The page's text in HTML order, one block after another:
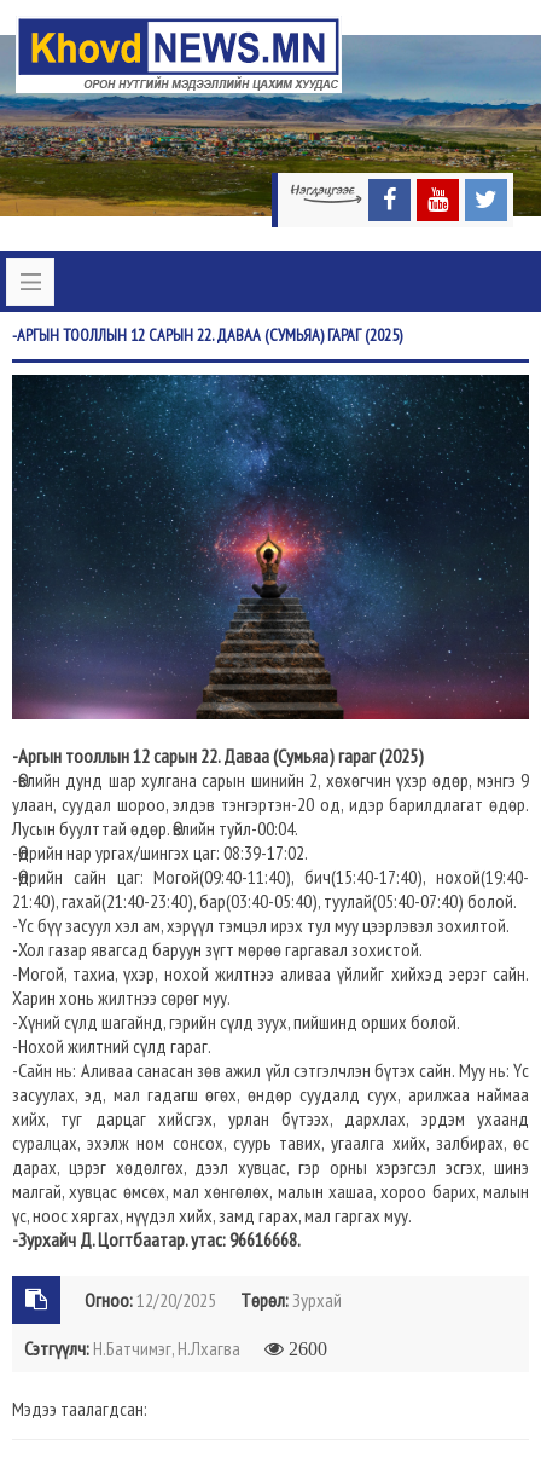
-АРГЫНТООЛЛЫН 12 САРЫН 22. ДАВАА (СУМЬЯА) ГАРАГ (2025)
-Аргын тооллын 12 сарын 22. Даваа (Сумьяа) гараг (2025)
-Өвлийн дунд шар хулгана сарын шинийн 2, хөхөгчин үхэр өдөр, мэнгэ 9
улаан, суудал шороо, элдэв тэнгэртэн-20 од, идэр барилдлагат өдөр.
Лусын буулттай өдөр. Өвлийн туйл-00:04.
-Өдрийн нар ургах/шингэх цаг: 08:39-17:02.​
-Өдрийн сайн цаг: Могой(09:40-11:40), бич(15:40-17:40), нохой(19:40-
21:40), гахай(21:40-23:40), бар(03:40-05:40), туулай(05:40-07:40) болой.
-Үс бүү засуул хэл ам, хэрүүл тэмцэл ирэх тул муу цээрлэвэл зохилтой.
-Хол газар явагсад баруун зүгт мөрөө гаргавал зохистой.
-Могой, тахиа, үхэр, нохой жилтнээ аливаа үйлийг хийхэд эерэг сайн.
Харин хонь жилтнээ сөрөг муу.
-Хүний сүлд шагайнд, гэрийн сүлд зуух, пийшинд орших болой.
-Нохой жилтний сүлд гараг.
-Сайн нь: Аливаа санасан зөв ажил үйл сэтгэлчлэн бүтэх сайн. Муу нь: Үс
засуулах, эд, мал гадагш өгөх, өндөр суудалд суух, арилжаа наймаа
хийх, туг дарцаг хийсгэх, урлан бүтээх, дархлах, эрдэм ухаанд
суралцах, эхэлж ном сонсох, суурь тавих, угаалга хийх, залбирах, өс
дарах, цэрэг хөдөлгөх, дээл хувцас, гэр орны хэрэгсэл эсгэх, шинэ
малгай, хувцас өмсөх, мал хөнгөлөх, малын хашаа, хороо барих, малын
үс, ноос хяргах, нүүдэл хийх, замд гарах, мал гаргах муу.
-Зурхайч Д. Цогтбаатар. утас: 96616668.
Огноо:12/20/2025 Төрөл:Зурхай
Сэтгүүлч: Н.Батчимэг, Н.Лхагва 2600
Мэдээ таалагдсан: